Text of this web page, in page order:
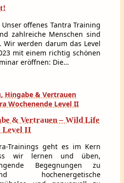
offenes Tantra Training
zahlreiche Menschen sind
Wir werden darum das Level
mit einem richtig schönen
eröffnen: Die…
& Vertrauen – Wild Life
Level II
Trainings geht es im Kern
wir lernen und üben,
Begegnungen zu
hochenergetische